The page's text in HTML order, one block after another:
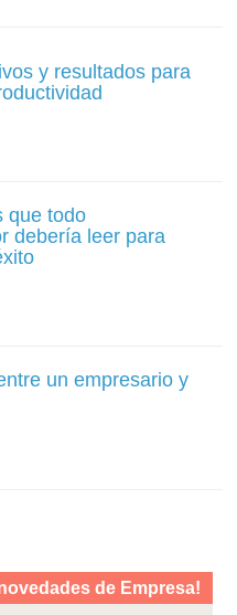
y resultados para
que todo
debería leer para
un empresario y